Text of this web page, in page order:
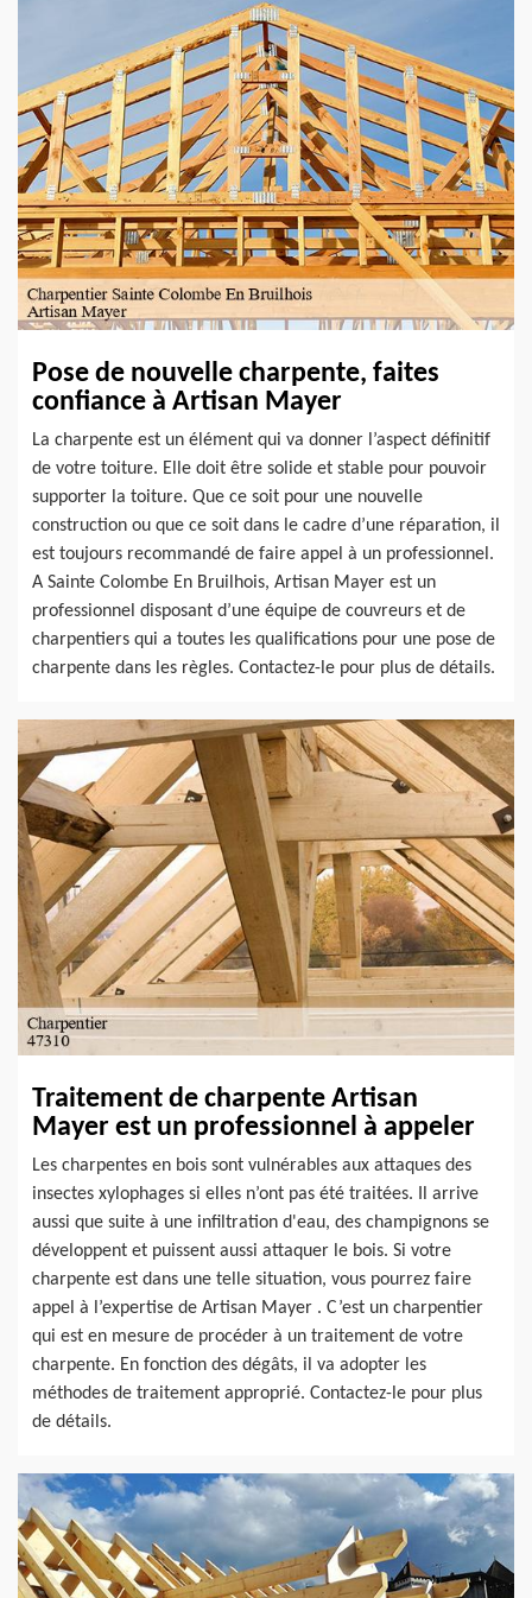
Pose de nouvelle charpente, faites
confiance à Artisan Mayer
La charpente est un élément qui va donner l’aspect définitif
de votre toiture. Elle doit être solide et stable pour pouvoir
supporter la toiture. Que ce soit pour une nouvelle
construction ou que ce soit dans le cadre d’une réparation, il
est toujours recommandé de faire appel à un professionnel.
A Sainte Colombe En Bruilhois, Artisan Mayer est un
professionnel disposant d’une équipe de couvreurs et de
charpentiers qui a toutes les qualifications pour une pose de
charpente dans les règles. Contactez-le pour plus de détails.
Traitement de charpente Artisan
Mayer est un professionnel à appeler
Les charpentes en bois sont vulnérables aux attaques des
insectes xylophages si elles n’ont pas été traitées. Il arrive
aussi que suite à une infiltration d'eau, des champignons se
développent et puissent aussi attaquer le bois. Si votre
charpente est dans une telle situation, vous pourrez faire
appel à l’expertise de Artisan Mayer . C’est un charpentier
qui est en mesure de procéder à un traitement de votre
charpente. En fonction des dégâts, il va adopter les
méthodes de traitement approprié. Contactez-le pour plus
de détails.